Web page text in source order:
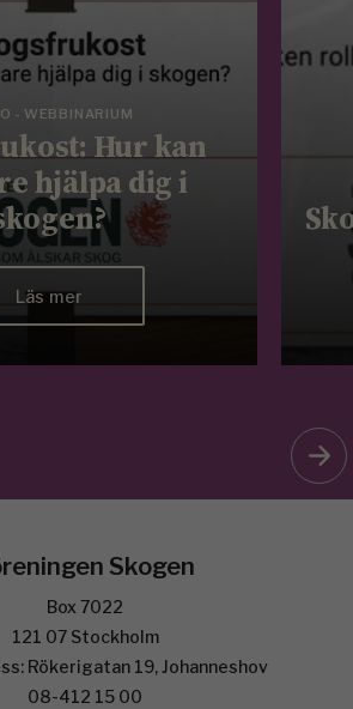
- WEBBINARIUM
Hur kan
hjälpa dig i
Läs mer
Skogen
Box 7022
121 07 Stockholm
Rökerigatan 19, Johanneshov
08-412 15 00